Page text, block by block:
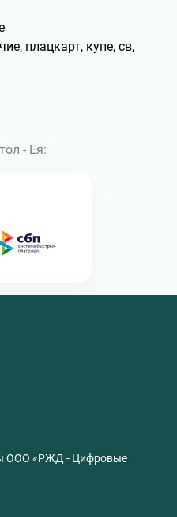
плацкарт, купе, св,
- Ея:
ООО «РЖД - Цифровые